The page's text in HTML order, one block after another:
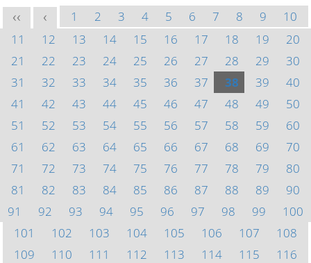
<< < 1 2 3 4 5 6 7 8 9
10
11
12 13 14 15 16 17 18 19
20
21
22 23 24 25 26 27 28 29
30
31
32 33 34 35 36 37 38 39
40
41
42 43 44 45 46 47 48 49
50
51
52 53 54 55 56 57 58 59
60
61
62 63 64 65 66 67 68 69
70
71
72 73 74 75 76 77 78 79
80
81
82 83 84 85 86 87 88 89
90
91
92 93 94 95 96 97 98 99
100
101
102 103 104 105 106 107
108
109
110 111 112 113 114 115
116